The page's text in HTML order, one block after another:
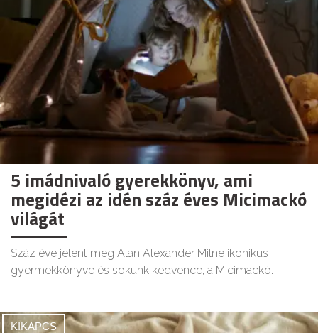
5 imádnivaló gyerekkönyv, ami
megidézi az idén száz éves Micimackó
világát
Száz éve jelent meg Alan Alexander Milne ikonikus
gyermekkönyve és sokunk kedvence, a Micimackó.
KIKAPCS